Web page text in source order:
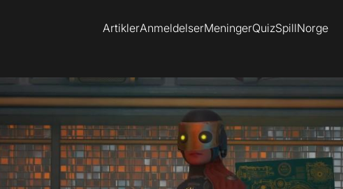
ArtiklerAnmeldelserMeningerQuizSpillNorge